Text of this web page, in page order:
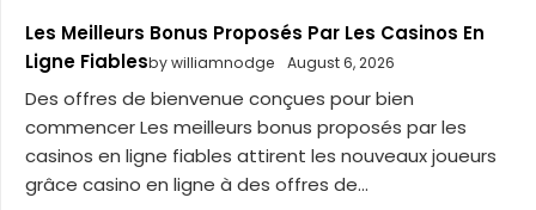
Les Meilleurs Bonus Proposés Par Les Casinos En
Ligne Fiablesby williamnodge August 6, 2026
Des offres de bienvenue conçues pour bien
commencer Les meilleurs bonus proposés par les
casinos en ligne fiables attirent les nouveaux joueurs
grâce casino en ligne à des offres de...